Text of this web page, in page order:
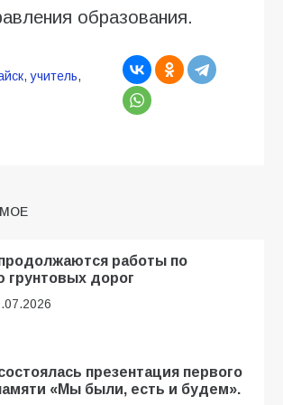
образования.
,учитель,
работы по
грунтовых дорог
презентация первого
«Мы были, есть и будем».